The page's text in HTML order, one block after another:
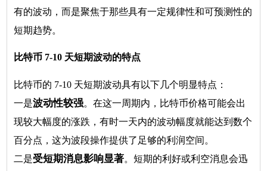
有的波动，而是聚焦于那些具有一定规律性和可预测性的
短期趋势。
比特币 7-10 天短期波动的特点
比特币的 7-10 天短期波动具有以下几个明显特点：
一是波动性较强。在这一周期内，比特币价格可能会出
现较大幅度的涨跌，有时一天内的波动幅度就能达到数个
百分点，这为波段操作提供了足够的利润空间。
二是受短期消息影响显著。短期的利好或利空消息会迅